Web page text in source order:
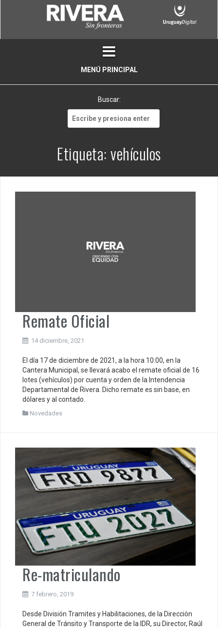
MENÚ PRINCIPAL
Buscar:
Etiqueta:vehículos
Remate Oficial
14 diciembre, 2021
El día 17 de diciembre de 2021, a la hora 10:00, en la
Cantera Municipal, se llevará acabo el remate oficial de 16
lotes (vehículos) por cuenta y orden de la Intendencia
Departamental de Rivera. Dicho remate es sin base, en
dólares y al contado.
Novedades
Re-matriculando
7 febrero, 2019
Desde División Tramites y Habilitaciones, de la Dirección
General de Tránsito y Transporte de la IDR, su Director, Raúl